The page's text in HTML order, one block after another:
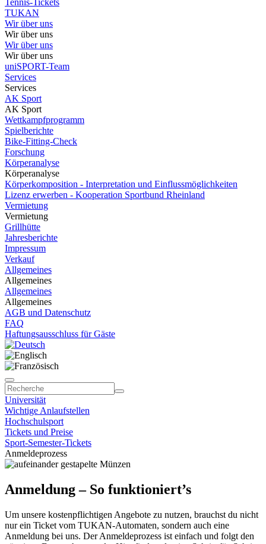
Tennis-Tickets
TUKAN
Wir über uns
Wir über uns
Wir über uns
Wir über uns
uniSPORT-Team
Services
Services
AK Sport
AK Sport
Wettkampfprogramm
Spielberichte
Bike-Fitting-Check
Forschung
Körperanalyse
Körperanalyse
Körperkomposition - Interpretation und Einflussmöglichkeiten
Lizenz erwerben - Kooperation Sportbund Rheinland
Vermietung
Vermietung
Grillhütte
Jahresberichte
Impressum
Verkauf
Allgemeines
Allgemeines
Allgemeines
Allgemeines
AGB und Datenschutz
FAQ
Haftungsausschluss für Gäste
Universität
Wichtige Anlaufstellen
Hochschulsport
Tickets und Preise
Sport-Semester-Tickets
Anmeldeprozess
Anmeldung – So funktioniert’s
Um unsere kostenpflichtigen Angebote zu nutzen, brauchst du nicht
nur ein Ticket vom TUKAN-Automaten, sondern auch eine
Anmeldung bei uns. Der Anmeldeprozess ist einfach und folgt den